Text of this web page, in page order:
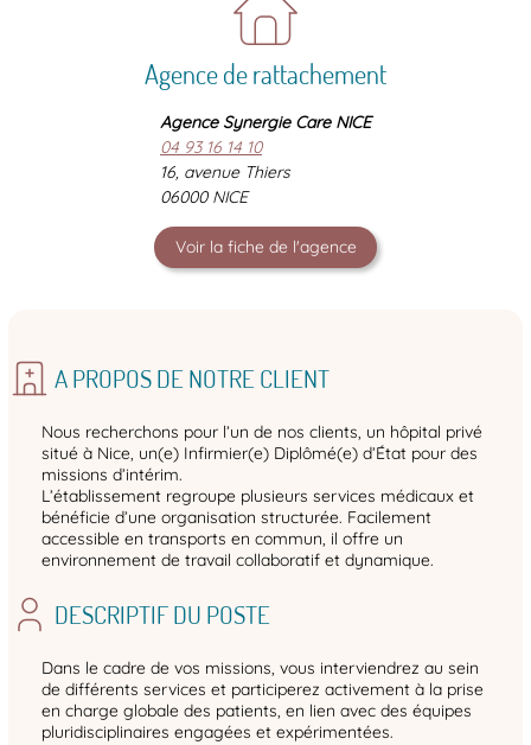
Agence de rattachement
Agence Synergie Care NICE
04 93 16 14 10
16, avenue Thiers
06000 NICE
Voir la fiche de l'agence
A PROPOS DE NOTRE CLIENT
Nous recherchons pour l’un de nos clients, un hôpital privé
situé à Nice, un(e) Infirmier(e) Diplômé(e) d’État pour des
missions d’intérim.
L’établissement regroupe plusieurs services médicaux et
bénéficie d’une organisation structurée. Facilement
accessible en transports en commun, il offre un
environnement de travail collaboratif et dynamique.
DESCRIPTIF DU POSTE
Dans le cadre de vos missions, vous interviendrez au sein
de différents services et participerez activement à la prise
en charge globale des patients, en lien avec des équipes
pluridisciplinaires engagées et expérimentées.